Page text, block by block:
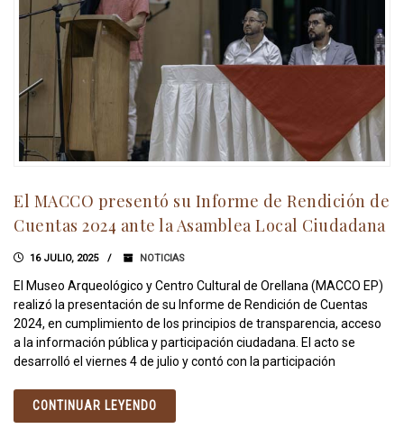
El MACCO presentó su Informe de Rendición de
Cuentas 2024 ante la Asamblea Local Ciudadana
16 JULIO, 2025 NOTICIAS
El Museo Arqueológico y Centro Cultural de Orellana (MACCO EP)
realizó la presentación de su Informe de Rendición de Cuentas
2024, en cumplimiento de los principios de transparencia, acceso
a la información pública y participación ciudadana. El acto se
desarrolló el viernes 4 de julio y contó con la participación
CONTINUAR LEYENDO